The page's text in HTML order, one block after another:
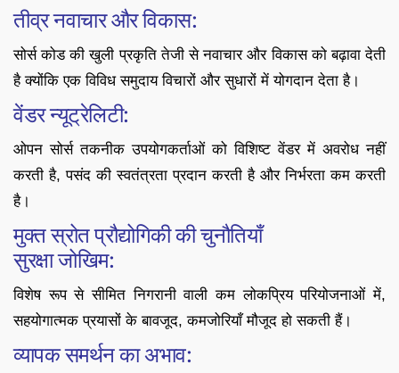
तीव्र नवाचार और विकास:
सोर्स कोड की खुली प्रकृति तेजी से नवाचार और विकास को बढ़ावा देती
है क्योंकि एक विविध समुदाय विचारों और सुधारों में योगदान देता है।
वेंडर न्यूट्रेलिटी:
ओपन सोर्स तकनीक उपयोगकर्ताओं को विशिष्ट वेंडर में अवरोध नहीं
करती है, पसंद की स्वतंत्रता प्रदान करती है और निर्भरता कम करती
है।
मुक्त स्रोत प्रौद्योगिकी की चुनौतियाँ
सुरक्षा जोखिम:
विशेष रूप से सीमित निगरानी वाली कम लोकप्रिय परियोजनाओं में,
सहयोगात्मक प्रयासों के बावजूद, कमजोरियाँ मौजूद हो सकती हैं।
व्यापक समर्थन का अभाव: